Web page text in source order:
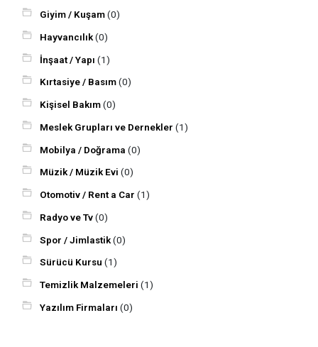
Giyim / Kuşam(0)
Hayvancılık(0)
İnşaat / Yapı(1)
Kırtasiye / Basım(0)
Kişisel Bakım(0)
Meslek Grupları ve Dernekler(1)
Mobilya / Doğrama(0)
Müzik / Müzik Evi(0)
Otomotiv / Rent a Car(1)
Radyo ve Tv(0)
Spor / Jimlastik(0)
Sürücü Kursu(1)
Temizlik Malzemeleri(1)
Yazılım Firmaları(0)